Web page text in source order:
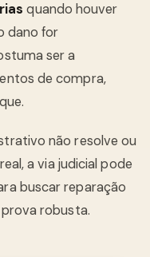
quando houver
dano for
ser a
de compra,
não resolve ou
a via judicial pode
buscar reparação
robusta.